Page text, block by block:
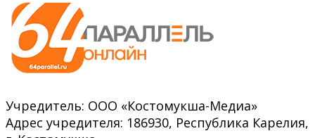
Учредитель: ООО «Костомукша-Медиа»
Адрес учредителя: 186930, Республика Карелия,